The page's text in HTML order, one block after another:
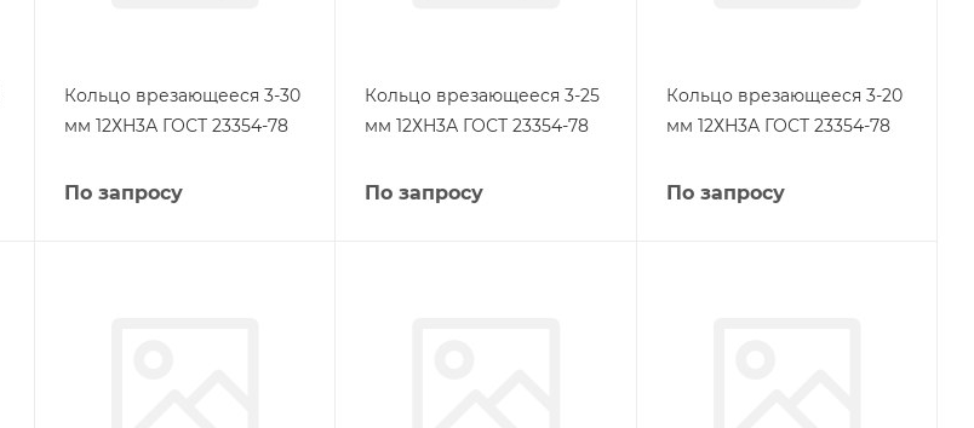
Кольцо врезающееся 3-30
мм 12ХН3А ГОСТ 23354-78
По запросу
Кольцо врезающееся 3-25
мм 12ХН3А ГОСТ 23354-78
По запросу
Кольцо врезающееся 3-20
мм 12ХН3А ГОСТ 23354-78
По запросу